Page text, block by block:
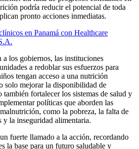
podría reducir el potencial de toda
pronto acciones inmediatas.
en Panamá con Healthcare
a los gobiernos, las instituciones
a redoblar sus esfuerzos para
tengan acceso a una nutrición
solo mejorar la disponibilidad de
también fortalecer los sistemas de salud y
políticas que aborden las
como la pobreza, la falta de
y la inseguridad alimentaria.
fuerte llamado a la acción, recordando
la base para un futuro saludable y